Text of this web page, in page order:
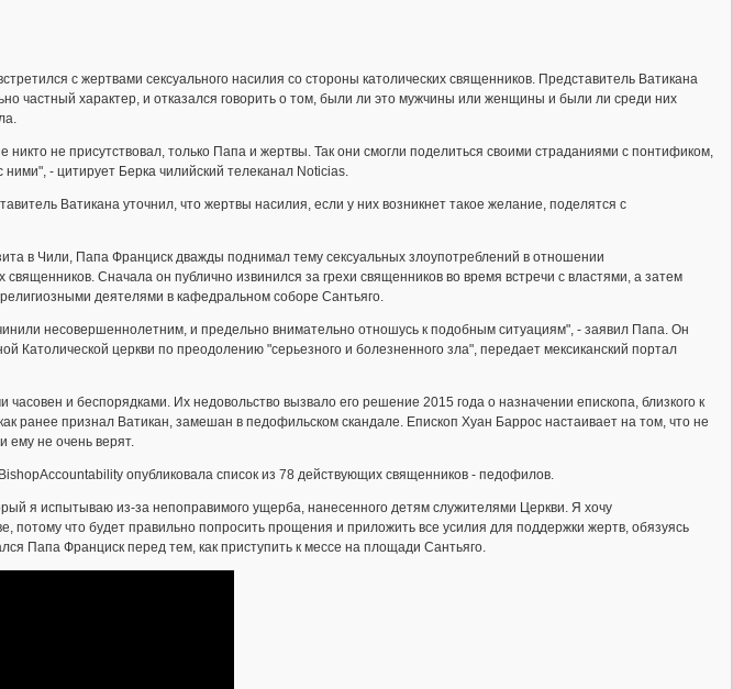
с жертвами сексуального насилия со стороны католических священников. Представитель Ватикана
частный характер, и отказался говорить о том, были ли это мужчины или женщины и были ли среди них
никто не присутствовал, только Папа и жертвы. Так они смогли поделиться своими страданиями с понтификом,
- цитирует Берка чилийский телеканал Noticias.
Ватикана уточнил, что жертвы насилия, если у них возникнет такое желание, поделятся с
в Чили, Папа Франциск дважды поднимал тему сексуальных злоупотреблений в отношении
Сначала он публично извинился за грехи священников во время встречи с властями, а затем
деятелями в кафедральном соборе Сантьяго.
несовершеннолетним, и предельно внимательно отношусь к подобным ситуациям", - заявил Папа. Он
Католической церкви по преодолению "серьезного и болезненного зла", передает мексиканский портал
и беспорядками. Их недовольство вызвало его решение 2015 года о назначении епископа, близкого к
ранее признал Ватикан, замешан в педофильском скандале. Епископ Хуан Баррос настаивает на том, что не
ему не очень верят.
опубликовала список из 78 действующих священников - педофилов.
я испытываю из-за непоправимого ущерба, нанесенного детям служителями Церкви. Я хочу
потому что будет правильно попросить прощения и приложить все усилия для поддержки жертв, обязуясь
Папа Франциск перед тем, как приступить к мессе на площади Сантьяго.